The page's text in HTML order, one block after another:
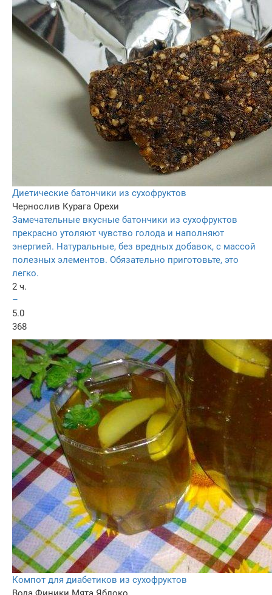
Диетические батончики из сухофруктов
Чернослив Курага Орехи
Замечательные вкусные батончики из сухофруктов
прекрасно утоляют чувство голода и наполняют
энергией. Натуральные, без вредных добавок, с массой
полезных элементов. Обязательно приготовьте, это
легко.
2 ч.
–
5.0
368
Компот для диабетиков из сухофруктов